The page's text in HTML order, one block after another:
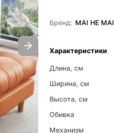
Бренд: MAI HE MAI
Характеристики
Длина, см
Ширина, см
Высота, см
Обивка
Механизм